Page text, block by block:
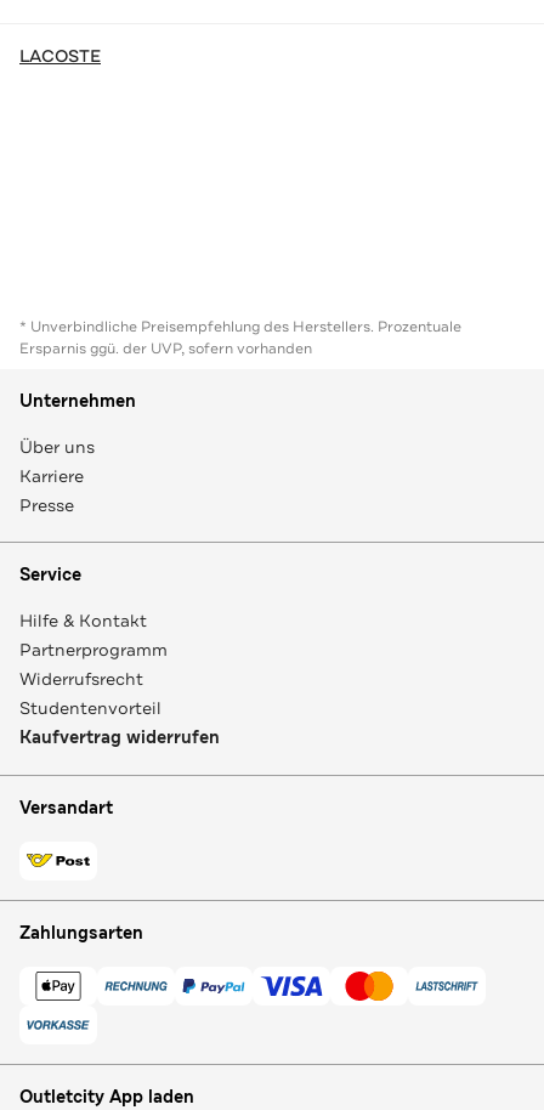
LACOSTE
* Unverbindliche Preisempfehlung des Herstellers. Prozentuale
Ersparnis ggü. der UVP, sofern vorhanden
Unternehmen
Über uns
Karriere
Presse
Service
Hilfe & Kontakt
Partnerprogramm
Widerrufsrecht
Studentenvorteil
Kaufvertrag widerrufen
Versandart
Zahlungsarten
Outletcity App laden